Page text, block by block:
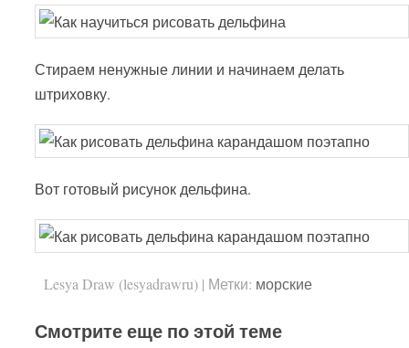
Стираем ненужные линии и начинаем делать
штриховку.
Вот готовый рисунок дельфина.
Lesya Draw (lesyadrawru) | Метки: морские
Смотрите еще по этой теме